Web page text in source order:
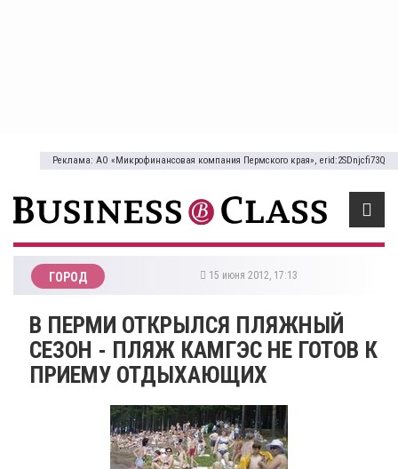
Реклама: АО «Микрофинансовая компания Пермского края», erid:2SDnjcfi73Q
ГОРОД 15 июня 2012, 17:13
В ПЕРМИ ОТКРЫЛСЯ ПЛЯЖНЫЙ
СЕЗОН - ПЛЯЖ КАМГЭС НЕ ГОТОВ К
ПРИЕМУ ОТДЫХАЮЩИХ